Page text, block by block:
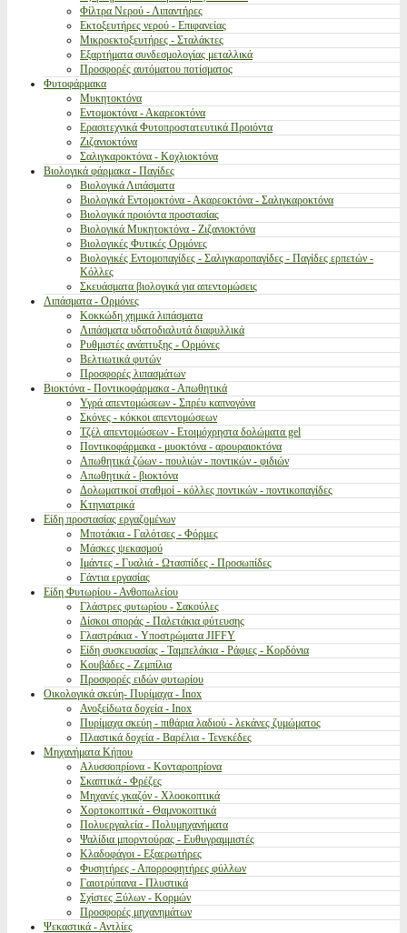
Φίλτρα Νερού - Λιπαντήρες
Εκτοξευτήρες νερού - Επιφανείας
Μικροεκτοξευτήρες - Σταλάκτες
Εξαρτήματα συνδεσμολογίας μεταλλικά
Προσφορές αυτόματου ποτίσματος
Φυτοφάρμακα
Μυκητοκτόνα
Εντομοκτόνα - Ακαρεοκτόνα
Ερασιτεχνικά Φυτοπροστατευτικά Προιόντα
Ζιζανιοκτόνα
Σαλιγκαροκτόνα - Κοχλιοκτόνα
Βιολογικά φάρμακα - Παγίδες
Βιολογικά Λιπάσματα
Βιολογικά Εντομοκτόνα - Ακαρεοκτόνα - Σαλιγκαροκτόνα
Βιολογικά προιόντα προστασίας
Βιολογικά Μυκητοκτόνα - Ζιζανιοκτόνα
Βιολογικές Φυτικές Ορμόνες
Βιολογικές Εντομοπαγίδες - Σαλιγκαροπαγίδες - Παγίδες ερπετών -
Κόλλες
Σκευάσματα βιολογικά για απεντομώσεις
Λιπάσματα - Ορμόνες
Κοκκώδη χημικά λιπάσματα
Λιπάσματα υδατοδιαλυτά διαφυλλικά
Ρυθμιστές ανάπτυξης - Ορμόνες
Βελτιωτικά φυτών
Προσφορές λιπασμάτων
Βιοκτόνα - Ποντικοφάρμακα - Απωθητικά
Υγρά απεντομώσεων - Σπρέυ καπνογόνα
Σκόνες - κόκκοι απεντομώσεων
Τζέλ απεντομώσεων - Ετοιμόχρηστα δολώματα gel
Ποντικοφάρμακα - μυοκτόνα - αρουραιοκτόνα
Απωθητικά ζώων - πουλιών - ποντικών - φιδιών
Απωθητικά - βιοκτόνα
Δολωματικοί σταθμοί - κόλλες ποντικών - ποντικοπαγίδες
Κτηνιατρικά
Είδη προστασίας εργαζομένων
Μποτάκια - Γαλότσες - Φόρμες
Μάσκες ψεκασμού
Ιμάντες - Γυαλιά - Ωτασπίδες - Προσωπίδες
Γάντια εργασίας
Είδη Φυτωρίου - Ανθοπωλείου
Γλάστρες φυτωρίου - Σακούλες
Δίσκοι σποράς - Παλετάκια φύτευσης
Γλαστράκια - Υποστρώματα JIFFY
Είδη συσκευασίας - Ταμπελάκια - Ράφιες - Κορδόνια
Κουβάδες - Ζεμπίλια
Προσφορές ειδών φυτωρίου
Οικολογικά σκεύη- Πυρίμαχα - Inox
Ανοξείδωτα δοχεία - Inox
Πυρίμαχα σκεύη - πιθάρια λαδιού - λεκάνες ζυμώματος
Πλαστικά δοχεία - Βαρέλια - Τενεκέδες
Μηχανήματα Κήπου
Αλυσσοπρίονα - Κονταροπρίονα
Σκαπτικά - Φρέζες
Μηχανές γκαζόν - Χλοοκοπτικά
Χορτοκοπτικά - Θαμνοκοπτικά
Πολυεργαλεία - Πολυμηχανήματα
Ψαλίδια μπορντούρας - Ευθυγραμμιστές
Κλαδοφάγοι - Εξαερωτήρες
Φυσητήρες - Απορροφητήρες φύλλων
Γαιοτρύπανα - Πλυστικά
Σχίστες Ξύλων - Κορμών
Προσφορές μηχανημάτων
Ψεκαστικά - Αντλίες